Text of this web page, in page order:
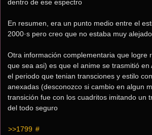
dentro de ese espectro
En resumen, era un punto medio entre el
2000·s pero creo que no estaba muy
Otra información complementaria que logre
que sea asi) es que el anime se trasmitió
el periodo que tenian transciones y estilo
anexadas (desconozco si cambio en algun
transición fue con los cuadritos imitando un
del todo seguro
>>1799 #